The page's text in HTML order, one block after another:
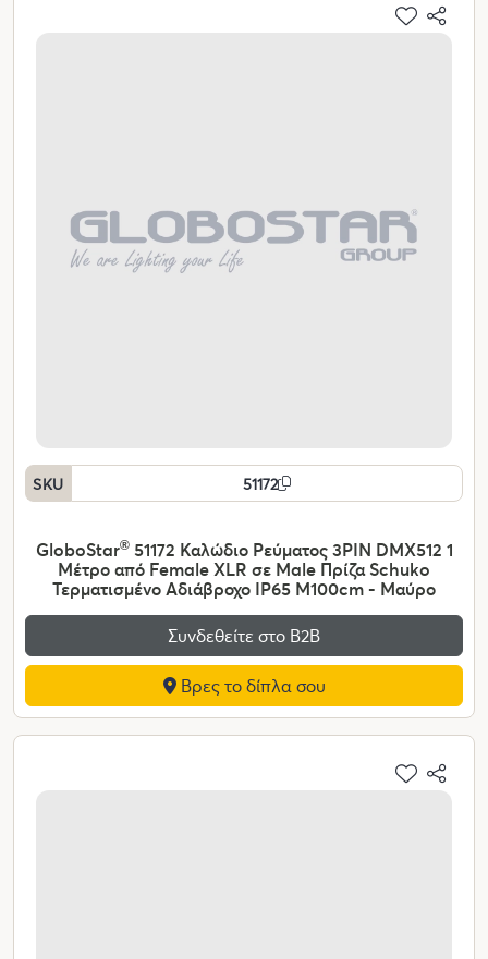
SKU 51172
GloboStar®51172 Καλώδιο Ρεύματος 3PIN DMX512 1
Μέτρο από Female XLR σε Male Πρίζα Schuko
Τερματισμένο Αδιάβροχο IP65 Μ100cm - Μαύρο
Συνδεθείτε στο Β2Β
Βρες το δίπλα σου